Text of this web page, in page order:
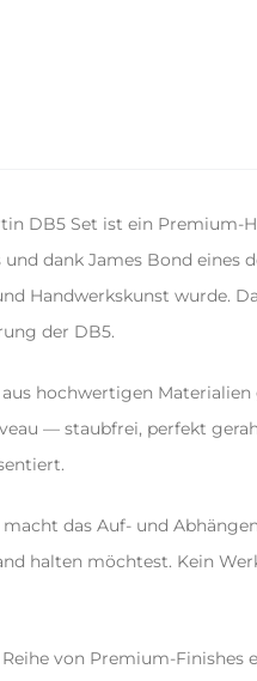
DB5 Set ist ein
dank James Bond
Handwerkskunst wurde.
der DB5.
hochwertigen
— staubfrei, perfekt
das Auf- und
halten möchtest. Kein
Reihe von Premium-